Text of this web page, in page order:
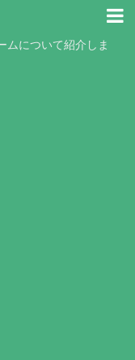
ムについて紹介しま